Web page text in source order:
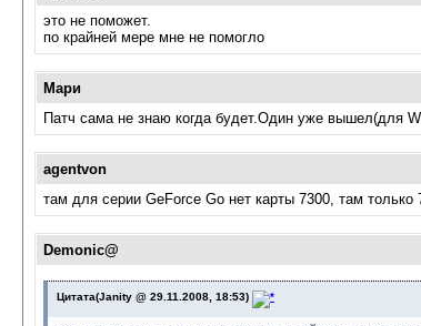
это не поможет.
по крайней мере мне не помогло
Мари
Патч сама не знаю когда будет.Один уже вышел(для
agentvon
там для серии GeForce Go нет карты 7300, там
Demonic@
Цитата(Janity @ 29.11.2008, 18:53)